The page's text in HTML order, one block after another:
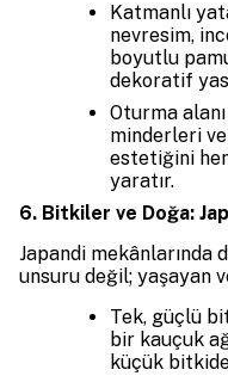
Katmanlı
nevresim,
boyutlu
dekoratif
Oturma
minderleri
estetiğini
yaratır.
6. Bitkiler ve Doğa:
Japandi mekânlarında
unsuru değil; yaşayan
Tek, güçlü
bir kauçuk
küçük